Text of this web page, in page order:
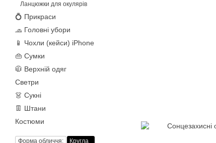
Ланцюжки для окулярів
💍 Прикраси
🧢 Головні убори
📱 Чохли (кейси) iPhone
👜 Сумки
🧥 Верхній одяг
Светри
👗 Сукні
👖 Штани
Костюми
Форма обличчя:
Кругла